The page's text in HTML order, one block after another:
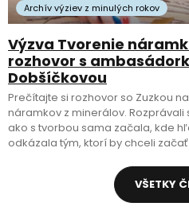
Archív výziev z minulých rokov
Výzva Tvorenie
rozhovor s
Dobšíčkovou
Prečítajte si rozhovor so Zuzkou
náramkov z minerálov.
ako s tvorbou sama začala, kde
odkázala tým, ktorí by chceli začať.
VŠETKY